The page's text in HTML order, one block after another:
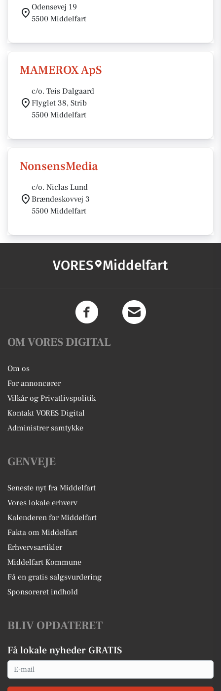
Odensevej 19
5500 Middelfart
MAMEROX ApS
c/o. Teis Dalgaard
Flyglet 38, Strib
5500 Middelfart
NonsensMedia
c/o. Niclas Lund
Brændeskovvej 3
5500 Middelfart
VORES Middelfart
OM VORES DIGITAL
Om os
For annoncører
Vilkår og Privatlivspolitik
Kontakt VORES Digital
Administrer samtykke
GENVEJE
Seneste nyt fra Middelfart
Vores lokale erhverv
Kalenderen for Middelfart
Fakta om Middelfart
Erhvervsartikler
Middelfart Kommune
Få en gratis salgsvurdering
Sponsoreret indhold
BLIV OPDATERET
Få lokale nyheder GRATIS
Email